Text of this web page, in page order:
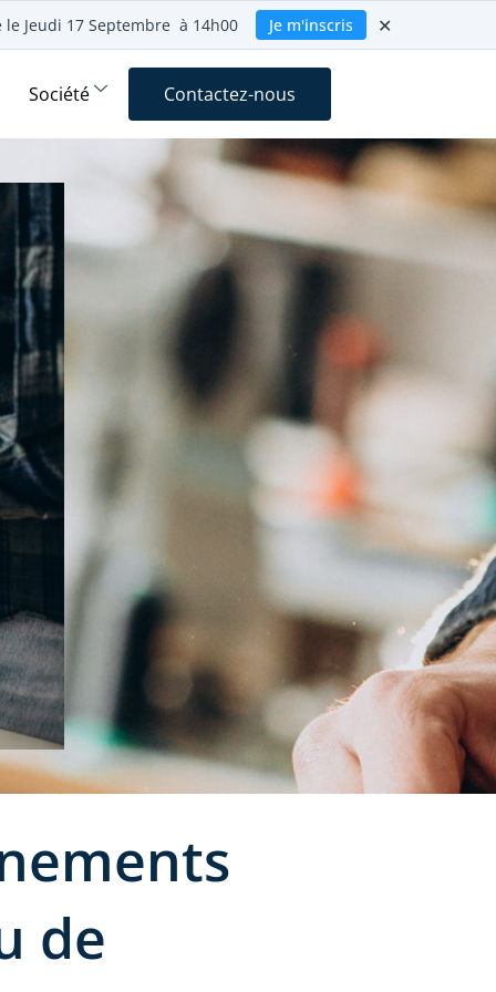
Jeudi 17 Septembre à 14h00 Je m'inscris ✕
Société Contactez-nous
de